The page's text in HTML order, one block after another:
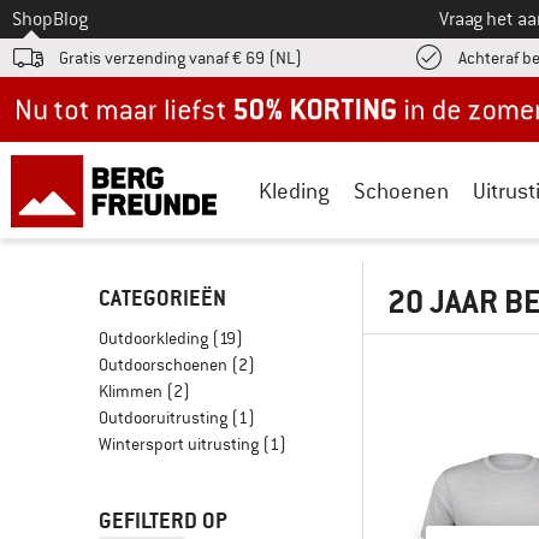
Naar
ShopBlog Vraag het
Gratis verzending vanaf € 69 (NL) Achteraf
Kleding Schoenen
CATEGORIEËN
Outdoorkleding (19)
Outdoorschoenen (2)
Klimmen (2)
Outdooruitrusting (1)
Wintersport uitrusting (1)
GEFILTERD OP
20 JAAR